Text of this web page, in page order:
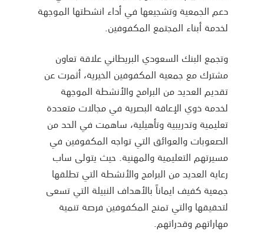
دعم الجمعية وتشجيعها في أداء انشطتها الموجهة
لخدمة أبناء المجتمع المكفوفين.
وتجمع البنك السعودي البريطاني علاقة تعاون
مشترك مع جمعية المكفوفين الخيرية، أثمرت عن
تقديم العديد من البرامج والأنشطة الموجهة
لخدمة ذوي الإعاقة البصرية في مجالات متعددة
تعليمية وتدريبية وتأهيلية، ساهمت في الحد من
الصعوبات والعوائق التي تواجه المكفوفين في
مسيرتهم التعليمية والمهنية. حيث يتولى ساب
رعاية العديد من البرامج والأنشطة التي تطلقها
جمعية كفيف ايماناً بالأهداف النبيلة التي تسعى
لتحقيقها والتي تمنح المكفوفين فرصة تنمية
مهاراتهم وقدراتهم.